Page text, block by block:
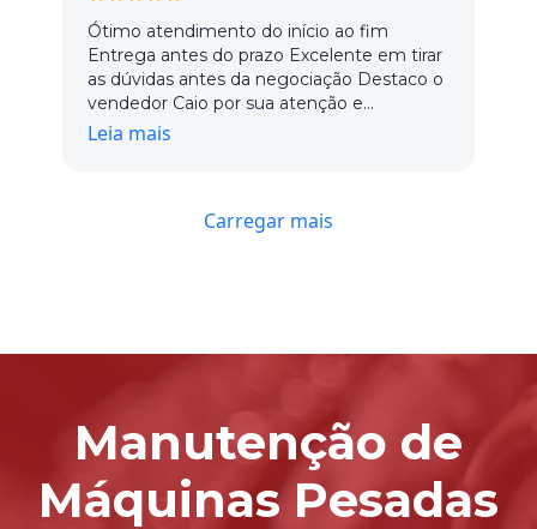
Ótimo atendimento do início ao fim
Entrega antes do prazo Excelente em tirar
as dúvidas antes da negociação Destaco o
vendedor Caio por sua atenção e
dedicação, os demais vendedores ainda
Leia mais
Carregar mais
Manutenção de
Máquinas Pesadas